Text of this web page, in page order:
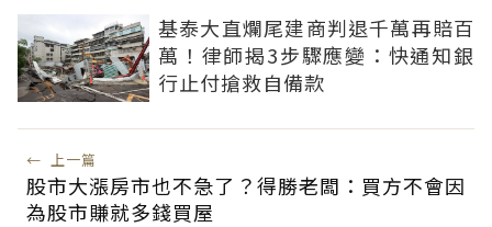
基泰大直爛尾建商判退千萬再賠百
萬！律師揭3步驟應變：快通知銀
行止付搶救自備款
← 上一篇
股市大漲房市也不急了？得勝老闆：買方不會因
為股市賺就多錢買屋